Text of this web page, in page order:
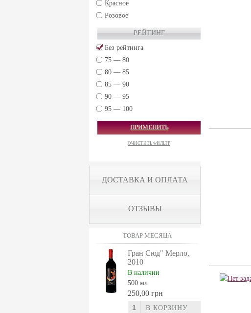
Sartori (4)
Toser vini (2)
SCHENK (1)
TAGARO (2)
Красное
Розовое
РЕЙТИНГ
Без рейтинга
75 — 80
80 — 85
85 — 90
90 — 95
95 — 100
ПРИМЕНИТЬ
ОЧИСТИТЬ ФИЛЬТР
ДОСТАВКА И ОПЛАТА
ОТЗЫВЫ
ТОВАР МЕСЯЦА
Гран Сюд" Мерло,
2010
В наличии
500 мл
250,00 грн